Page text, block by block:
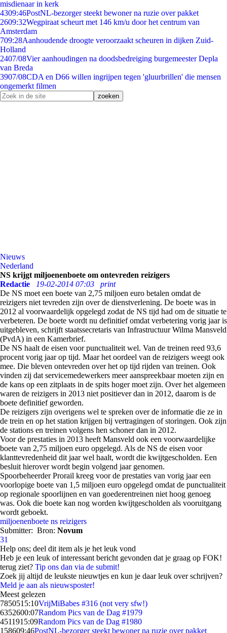
misdienaar in kerk
4309:46PostNL-bezorger steekt bewoner na ruzie over pakket
2609:32Wegpiraat scheurt met 146 km/u door het centrum van
Amsterdam
709:28Aanhoudende droogte veroorzaakt scheuren in dijken Zuid-
Holland
2407/08Vier aanhoudingen na doodsbedreiging burgemeester Depla
van Breda
3907/08CDA en D66 willen ingrijpen tegen 'gluurbrillen' die mensen
ongemerkt filmen
Nieuws
Nederland
NS krijgt miljoenenboete om ontevreden reizigers
Redactie
19-02-2014 07:03
print
De NS moet een boete van 2,75 miljoen euro betalen omdat de
reizigers niet tevreden zijn over de dienstverlening. De boete was in
2012 al voorwaardelijk opgelegd zodat de NS tijd had om de situatie te
verbeteren. De boete wordt nu definitief omdat verbetering vorig jaar is
uitgebleven, schrijft staatssecretaris van Infrastructuur Wilma Mansveld
(PvdA) in een Kamerbrief.
De NS haalt de eisen voor punctualiteit wel. Van de treinen reed 93,6
procent vorig jaar op tijd. Maar het oordeel van de reizigers weegt ook
mee. Die bleven ontevreden over het op tijd rijden van treinen. Ook
vinden zij dat servicemedewerkers meer aanspreekbaar moeten zijn en
de kans op een zitplaats in de spits hoger moet zijn. Over het algemeen
waren de reizigers in 2013 niet positiever dan in 2012, daarom is de
boete definitief geworden.
De reizigers zijn overigens wel te spreken over de informatie die ze in
de trein en op het station krijgen bij vertragingen of storingen. Ook zijn
de stations en treinen volgens hen schoner dan in 2012.
Voor de prestaties in 2013 heeft Mansveld ook een voorwaardelijke
boete van 2,75 miljoen euro opgelegd. Als de NS de eisen voor
klanttevredenheid dit jaar wel haalt, wordt die kwijtgescholden. Een
besluit hierover wordt begin volgend jaar genomen.
Spoorbeheerder Prorail kreeg voor de prestaties van vorig jaar een
voorlopige boete van 1,5 miljoen euro opgelegd omdat de punctualiteit
op regionale spoorlijnen en van goederentreinen niet hoog genoeg
was. Ook die boete kan nog worden kwijtgescholden als vooruitgang
wordt geboekt.
miljoenenboete ns reizigers
Submitter: Bron: Novum
31
Help ons; deel dit item als je het leuk vond
Heb je een leuk of interessant bericht gevonden dat je graag op FOK!
terug ziet? Tip ons dan via de submit!
Zoek jij altijd de leukste nieuwtjes en kun je daar leuk over schrijven?
Meld je aan als nieuwsposter!
Meest gelezen
7850515:10VrijMiBabes #316 (not very sfw!)
6352600:07Random Pics van de Dag #1979
4511915:09Random Pics van de Dag #1980
158609:46PostNL-bezorger steekt bewoner na ruzie over pakket